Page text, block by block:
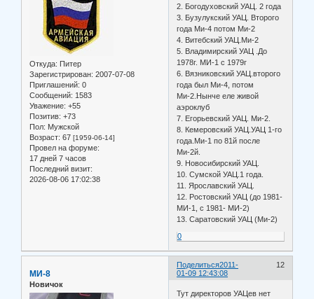
Откуда: Питер
Зарегистрирован: 2007-07-08
Приглашений: 0
Сообщений: 1583
Уважение: +55
Позитив: +73
Пол: Мужской
Возраст: 67 [1959-06-14]
Провел на форуме:
17 дней 7 часов
Последний визит:
2026-08-06 17:02:38
2. Богодуховский УАЦ. 2 года
3. Бузулукский УАЦ. Второго
года Ми-4 потом Ми-2
4. Витебский УАЦ.Ми-2
5. Владимирский УАЦ .До
1978г. МИ-1 с 1979г
6. Вязниковский УАЦ.второго
года был Ми-4, потом
Ми-2.Нынче еле живой
аэроклуб
7. Егорьевский УАЦ. Ми-2.
8. Кемеровский УАЦ.УАЦ 1-го
года.Ми-1 по 81й после
Ми-2й.
9. Новосибирский УАЦ.
10. Сумской УАЦ.1 года.
11. Ярославский УАЦ.
12. Ростовский УАЦ (до 1981-
МИ-1, с 1981- МИ-2)
13. Саратовский УАЦ (Ми-2)
0
Поделиться 12
2011-
01-09 12:43:08
МИ-8
Новичок
Тут директоров УАЦев нет